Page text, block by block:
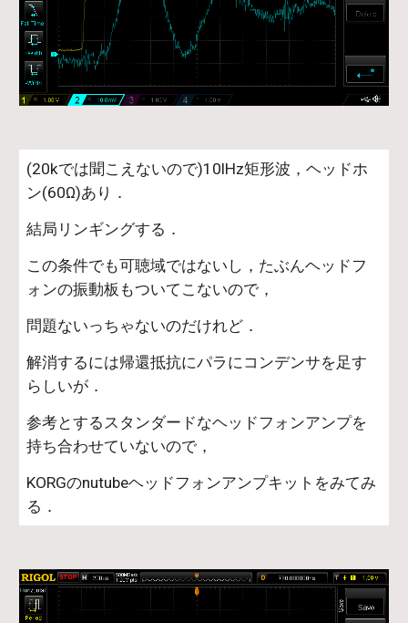
(20kでは聞こえないので)10lHz矩形波，ヘッドホ
ン(60Ω)あり．
結局リンギングする．
この条件でも可聴域ではないし，たぶんヘッドフ
ォンの振動板もついてこないので，
問題ないっちゃないのだけれど．
解消するには帰還抵抗にパラにコンデンサを足す
らしいが．
参考とするスタンダードなヘッドフォンアンプを
持ち合わせていないので，
KORGのnutubeヘッドフォンアンプキットをみてみ
る．